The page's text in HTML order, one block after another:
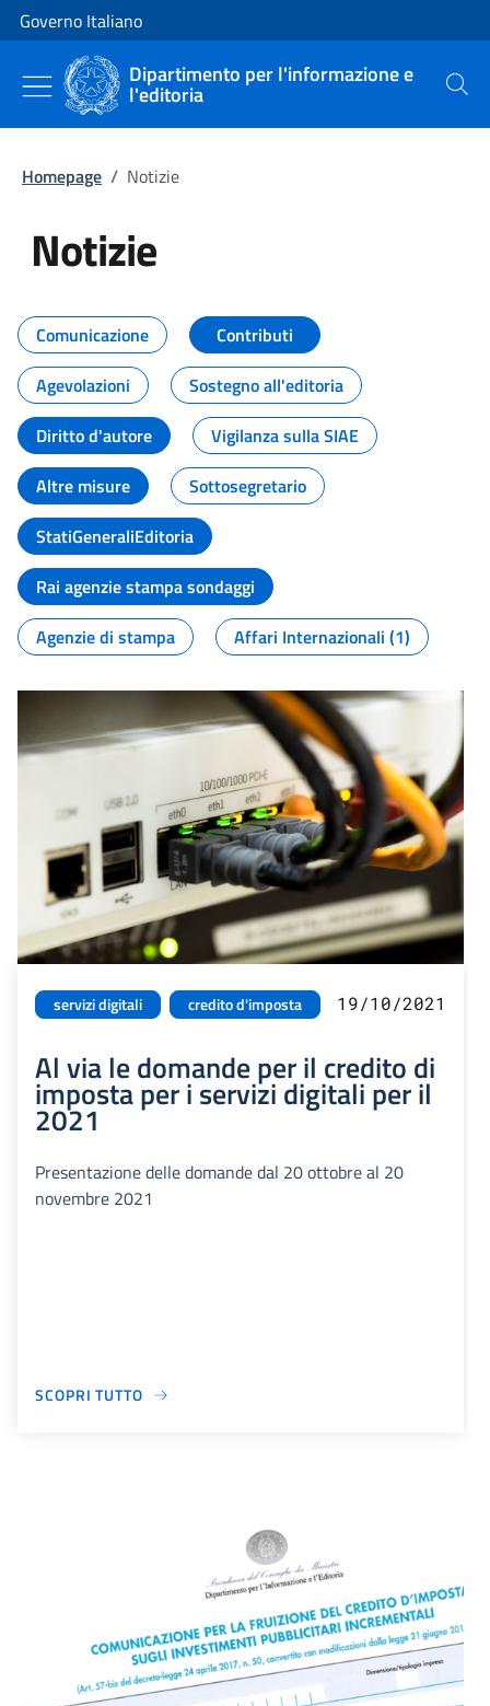
Vai al contenuto
Vai alla navigazione del sito
Governo Italiano
Dipartimento per l'informazione e
l'editoria Cerca
Homepage / Notizie
Notizie
Tutti i contenuti della pagina
Comunicazione
Contributi
Agevolazioni
Sostegno all'editoria
Diritto d'autore
Vigilanza sulla SIAE
Altre misure
Sottosegretario
StatiGeneraliEditoria
Rai agenzie stampa sondaggi
Agenzie di stampa
Affari Internazionali (1)
servizi digitali credito d'imposta 19/10/2021
Al via le domande per il credito di
imposta per i servizi digitali per il
2021
Presentazione delle domande dal 20 ottobre al 20
novembre 2021
SCOPRI TUTTO